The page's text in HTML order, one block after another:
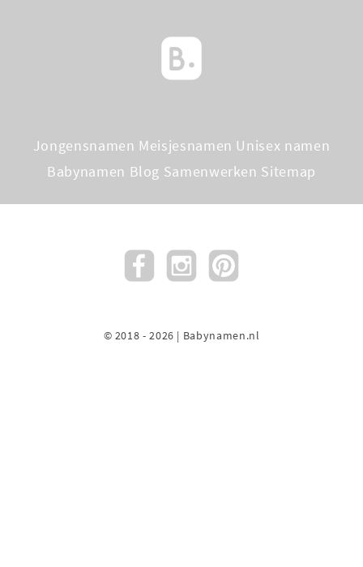
Jongensnamen Meisjesnamen Unisex namen
Babynamen Blog Samenwerken Sitemap
© 2018 - 2026 | Babynamen.nl